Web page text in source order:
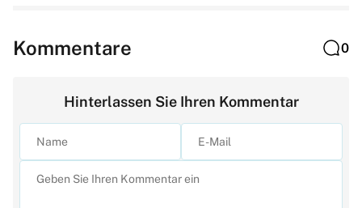
Kommentare 0
Hinterlassen Sie Ihren Kommentar